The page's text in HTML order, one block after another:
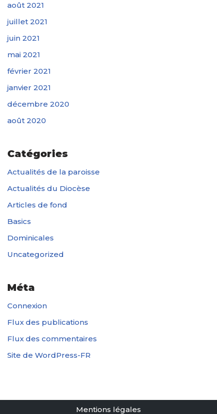
août 2021
juillet 2021
juin 2021
mai 2021
février 2021
janvier 2021
décembre 2020
août 2020
Catégories
Actualités de la paroisse
Actualités du Diocèse
Articles de fond
Basics
Dominicales
Uncategorized
Méta
Connexion
Flux des publications
Flux des commentaires
Site de WordPress-FR
Mentions légales